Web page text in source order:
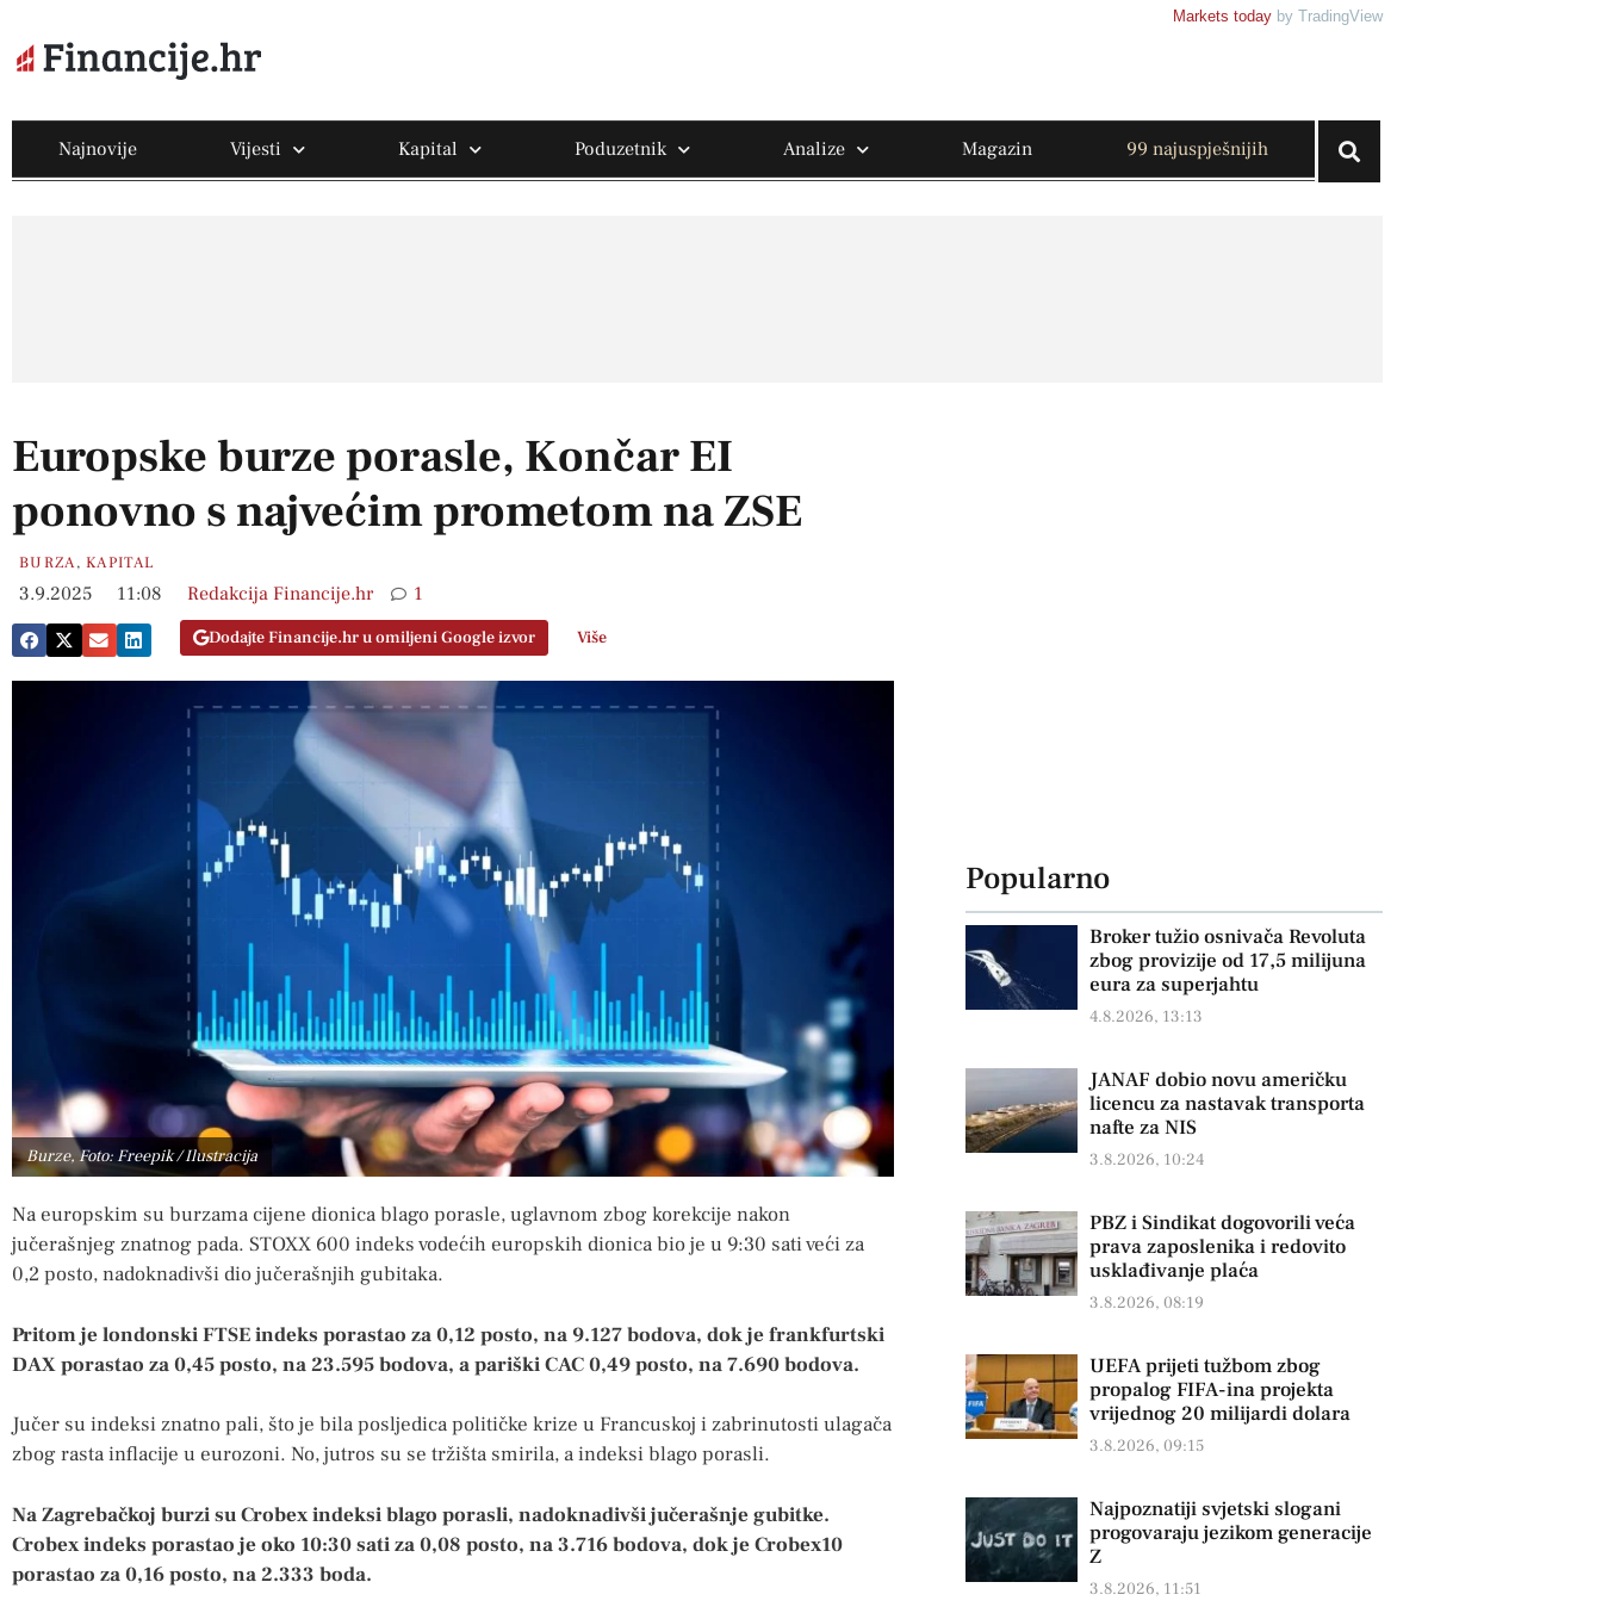
Markets today by TradingView
Najnovije Vijesti Kapital Poduzetnik Analize Magazin 99 najuspješnijih
Europske burze porasle, Končar EI
ponovno s najvećim prometom na ZSE
BURZA,KAPITAL
3.9.2025 11:08 Redakcija Financije.hr 1
Dodajte Financije.hr u omiljeni Google izvor Više
Burze, Foto: Freepik / Ilustracija
Na europskim su burzama cijene dionica blago porasle, uglavnom zbog korekcije nakon
jučerašnjeg znatnog pada. STOXX 600 indeks vodećih europskih dionica bio je u 9:30 sati veći za
0,2 posto, nadoknadivši dio jučerašnjih gubitaka.
Pritom je londonski FTSE indeks porastao za 0,12 posto, na 9.127 bodova, dok je frankfurtski
DAX porastao za 0,45 posto, na 23.595 bodova, a pariški CAC 0,49 posto, na 7.690 bodova.
Jučer su indeksi znatno pali, što je bila posljedica političke krize u Francuskoj i zabrinutosti ulagača
zbog rasta inflacije u eurozoni. No, jutros su se tržišta smirila, a indeksi blago porasli.
Na Zagrebačkoj burzi su Crobex indeksi blago porasli, nadoknadivši jučerašnje gubitke.
Crobex indeks porastao je oko 10:30 sati za 0,08 posto, na 3.716 bodova, dok je Crobex10
porastao za 0,16 posto, na 2.333 boda.
Popularno
Broker tužio osnivača Revoluta
zbog provizije od 17,5 milijuna
eura za superjahtu
4.8.2026, 13:13
JANAF dobio novu američku
licencu za nastavak transporta
nafte za NIS
3.8.2026, 10:24
PBZ i Sindikat dogovorili veća
prava zaposlenika i redovito
usklađivanje plaća
3.8.2026, 08:19
UEFA prijeti tužbom zbog
propalog FIFA-ina projekta
vrijednog 20 milijardi dolara
3.8.2026, 09:15
Najpoznatiji svjetski slogani
progovaraju jezikom generacije
Z
3.8.2026, 11:51